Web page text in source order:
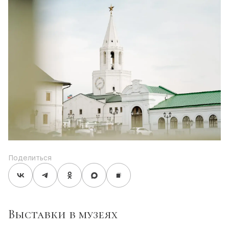
Поделиться
Выставки в музеях